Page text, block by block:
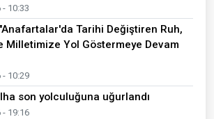
- 10:33
Tarihi Değiştiren Ruh,
Milletimize Yol Göstermeye Devam
- 10:29
son yolculuğuna uğurlandı
- 19:16